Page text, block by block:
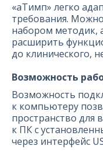
«аТимп» легко
требования.
набором методик,
расширить
до клинического,
Возможность
Возможность
к компьютеру
пространство для
к ПК с
через интерфейс